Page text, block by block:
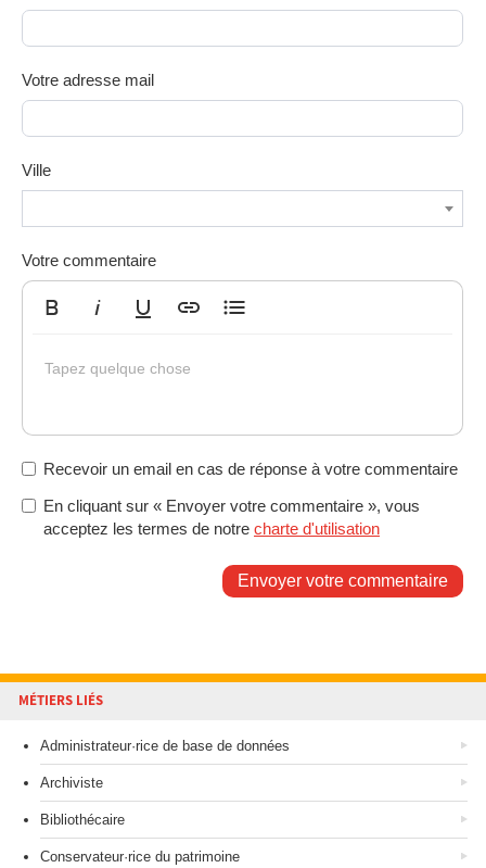
Votre adresse mail
Ville
Votre commentaire
Tapez quelque chose
Recevoir un email en cas de réponse à votre commentaire
En cliquant sur « Envoyer votre commentaire », vous
acceptez les termes de notre charte d'utilisation
Envoyer votre commentaire
MÉTIERS LIÉS
Administrateur·rice de base de données
Archiviste
Bibliothécaire
Conservateur·rice du patrimoine